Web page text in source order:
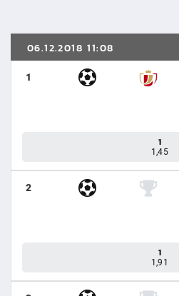
06.12.2018 11:08
1
1
1,45
2
1
1,91